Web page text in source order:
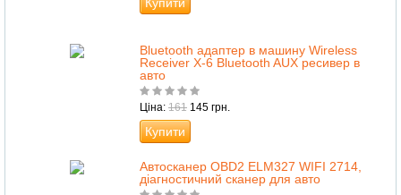
Купити
Bluetooth адаптер в машину Wireless
Receiver X-6 Bluetooth AUX ресивер в
авто
Ціна: 161 145 грн.
Купити
Автосканер OBD2 ELM327 WIFI 2714,
діагностичний сканер для авто